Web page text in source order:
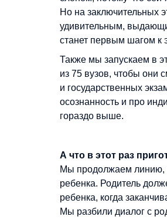
Но на заключительных
удивительным,
станет первым шагом к
Также мы запускаем в
из 75 вузов, чтобы они
и государственных
осознанность и про
гораздо выше.
А что в этот раз
Мы продолжаем линию,
ребенка. Родитель
ребенка, когда
Мы разбили диалог с